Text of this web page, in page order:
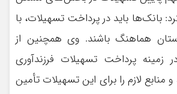
بانک‌ها باید در پرداخت تسهیلات، با
هماهنگ باشند. وی همچنین از
پرداخت تسهیلات فرزندآوری
لازم را برای این تسهیلات تأمین